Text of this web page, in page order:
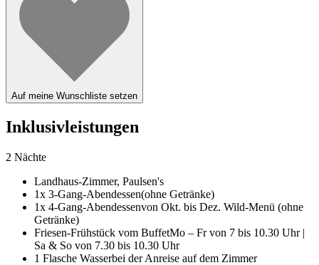
Auf meine Wunschliste setzen
Inklusivleistungen
2 Nächte
Landhaus-Zimmer, Paulsen's
1x 3-Gang-Abendessen(ohne Getränke)
1x 4-Gang-Abendessenvon Okt. bis Dez. Wild-Menü (ohne
Getränke)
Friesen-Frühstück vom BuffetMo – Fr von 7 bis 10.30 Uhr |
Sa & So von 7.30 bis 10.30 Uhr
1 Flasche Wasserbei der Anreise auf dem Zimmer